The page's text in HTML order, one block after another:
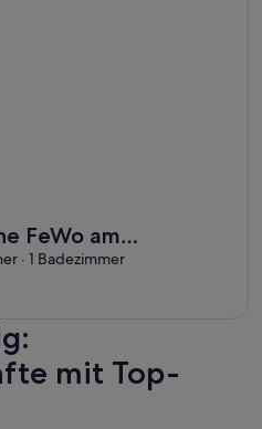
FeWo am
Stadt Leipzig
· 1 Badezimmer
mit Top-